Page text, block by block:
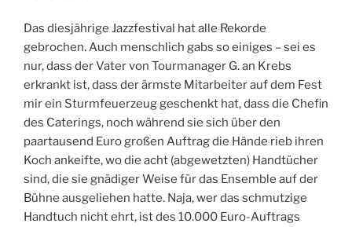
Das diesjährige Jazzfestival hat alle Rekorde
gebrochen. Auch menschlich gabs so einiges – sei es
nur, dass der Vater von Tourmanager G. an Krebs
erkrankt ist, dass der ärmste Mitarbeiter auf dem Fest
mir ein Sturmfeuerzeug geschenkt hat, dass die Chefin
des Caterings, noch während sie sich über den
paartausend Euro großen Auftrag die Hände rieb ihren
Koch ankeifte, wo die acht (abgewetzten) Handtücher
sind, die sie gnädiger Weise für das Ensemble auf der
Bühne ausgeliehen hatte. Naja, wer das schmutzige
Handtuch nicht ehrt, ist des 10.000 Euro-Auftrags